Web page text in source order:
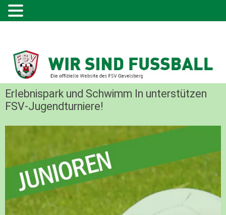
Erlebnispark und Schwimm In unterstützen
FSV-Jugendturniere!